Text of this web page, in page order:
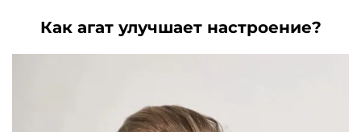
Как агат улучшает настроение?